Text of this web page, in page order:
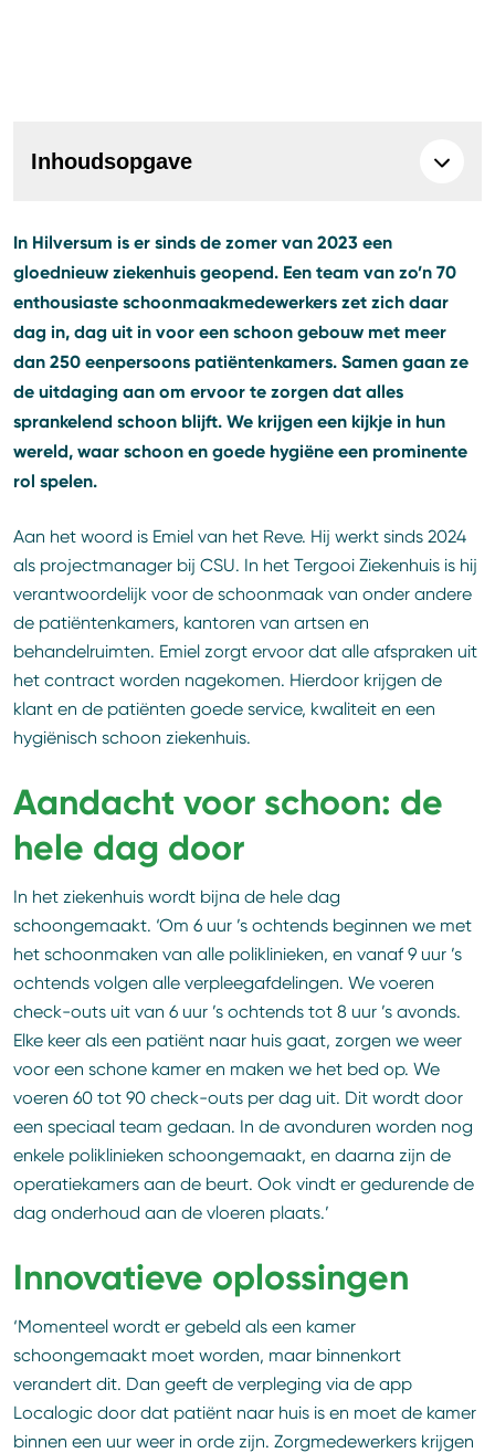
Inhoudsopgave
In Hilversum is er sinds de zomer van 2023 een
gloednieuw ziekenhuis geopend. Een team van zo’n 70
enthousiaste schoonmaakmedewerkers zet zich daar
dag in, dag uit in voor een schoon gebouw met meer
dan 250 eenpersoons patiëntenkamers. Samen gaan ze
de uitdaging aan om ervoor te zorgen dat alles
sprankelend schoon blijft. We krijgen een kijkje in hun
wereld, waar schoon en goede hygiëne een prominente
rol spelen.
Aan het woord is Emiel van het Reve. Hij werkt sinds 2024
als projectmanager bij CSU. In het Tergooi Ziekenhuis is hij
verantwoordelijk voor de schoonmaak van onder andere
de patiëntenkamers, kantoren van artsen en
behandelruimten. Emiel zorgt ervoor dat alle afspraken uit
het contract worden nagekomen. Hierdoor krijgen de
klant en de patiënten goede service, kwaliteit en een
hygiënisch schoon ziekenhuis.
Aandacht voor schoon: de
hele dag door
In het ziekenhuis wordt bijna de hele dag
schoongemaakt. ‘Om 6 uur ’s ochtends beginnen we met
het schoonmaken van alle poliklinieken, en vanaf 9 uur ’s
ochtends volgen alle verpleegafdelingen. We voeren
check-outs uit van 6 uur ’s ochtends tot 8 uur ’s avonds.
Elke keer als een patiënt naar huis gaat, zorgen we weer
voor een schone kamer en maken we het bed op. We
voeren 60 tot 90 check-outs per dag uit. Dit wordt door
een speciaal team gedaan. In de avonduren worden nog
enkele poliklinieken schoongemaakt, en daarna zijn de
operatiekamers aan de beurt. Ook vindt er gedurende de
dag onderhoud aan de vloeren plaats.’
Innovatieve oplossingen
‘Momenteel wordt er gebeld als een kamer
schoongemaakt moet worden, maar binnenkort
verandert dit. Dan geeft de verpleging via de app
Localogic door dat patiënt naar huis is en moet de kamer
binnen een uur weer in orde zijn. Zorgmedewerkers krijgen